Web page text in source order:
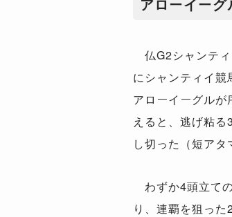
仏G2シャンテ
にシャンティイ競
アローイーグルが
えると、逃げ粘る3
し切った（短アタ
わずか4頭立て
り、連覇を狙った